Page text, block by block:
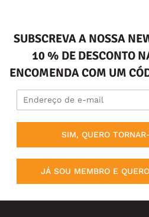
SUBSCREVA A NOSSA
10 % DE DESCONTO
ENCOMENDA COM UM
SIM, QUERO
JÁ SOU MEMBRO E